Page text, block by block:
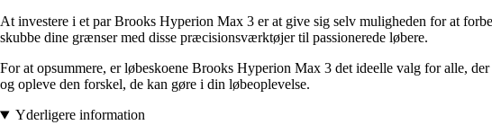
At investere i et par Brooks Hyperion Max 3 er at give sig selv muligheden for at
skubbe dine grænser med disse præcisionsværktøjer til passionerede løbere.
For at opsummere, er løbeskoene Brooks Hyperion Max 3 det ideelle valg for alle,
og opleve den forskel, de kan gøre i din løbeoplevelse.
Yderligere information